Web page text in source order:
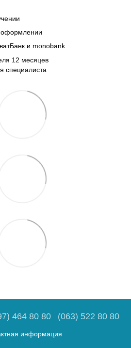
оформлении
и monobank
12 месяцев
специалиста
464 80 80 (063) 522 80 80
информация